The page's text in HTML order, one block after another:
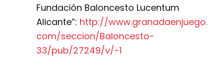
Fundación Baloncesto Lucentum
Alicante”: http://www.granadaenjuego.
com/seccion/Baloncesto-
33/pub/27249/v/-1